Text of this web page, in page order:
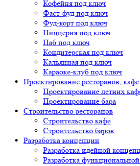
Кофейня под ключ
Фаст-фуд под ключ
Фуд-корт под ключ
Пиццерия под ключ
Паб под ключ
Кондитерская под ключ
Кальянная под ключ
Караоке-клуб под ключ
Проектирование ресторанов, кафе
Проектирование летних
Проектирование бара
Строительство ресторанов
Строительство кафе
Строительство баров
Разработка концепции
Разработка идейной
Разработка